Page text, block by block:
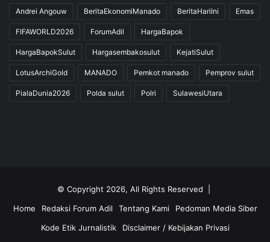
Andrei Angouw BeritaEkonomiManado BeritaHariIni Emas
FIFAWORLD2026 ForumAdil HargaBapok
HargaBapokSulut Hargasembakosulut KejatiSulut
LotusArchiGold MANADO Pemkot manado Pemprov sulut
PialaDunia2026 Polda sulut Polri SulawesiUtara
© Copyright 2026, All Rights Reserved |
Home
Redaksi Forum Adil Tentang Kami
Pedoman Media Siber
Kode Etik Jurnalistik
Disclaimer / Kebijakan Privasi